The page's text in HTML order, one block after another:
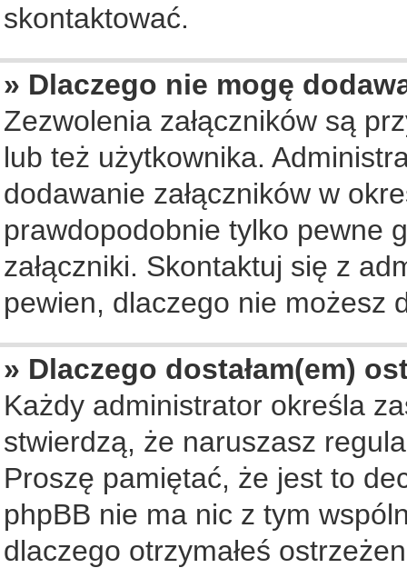
skontaktować.
» Dlaczego nie mogę
Zezwolenia załączników są
lub też użytkownika.
dodawanie załączników w
prawdopodobnie tylko pewne
załączniki. Skontaktuj się z
pewien, dlaczego nie możesz
» Dlaczego dostałam(em)
Każdy administrator określa
stwierdzą, że naruszasz
Proszę pamiętać, że jest to
phpBB nie ma nic z tym
dlaczego otrzymałeś